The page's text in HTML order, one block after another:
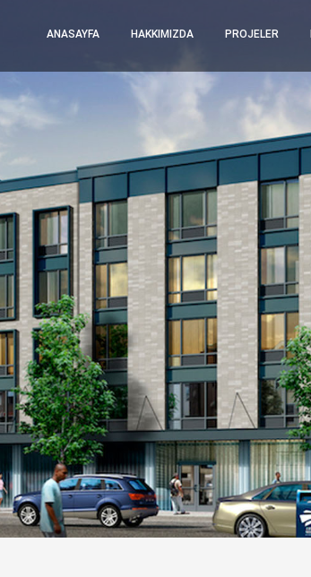
ANASAYFA HAKKIMIZDA PROJELER